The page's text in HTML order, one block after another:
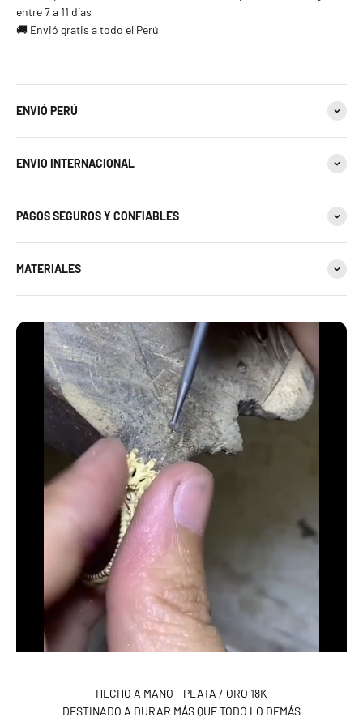
23 estándar
25 estándar - 11 americana
27 estándar - 12 americana
29 estándar
31 estándar
32 estándar
33 estándar - 14 americana
entre 7 a 11 días
🚚 Envió gratis a todo el Perú
ENVIÓ PERÚ
ENVIO INTERNACIONAL
PAGOS SEGUROS Y CONFIABLES
MATERIALES
HECHO A MANO - PLATA / ORO 18K
DESTINADO A DURAR MÁS QUE TODO LO DEMÁS